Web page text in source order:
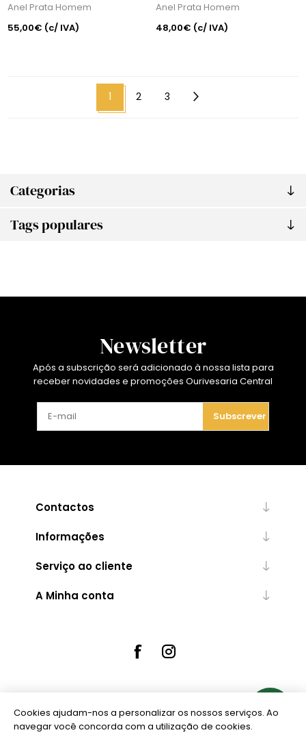
Categorias
Tags populares
Anel Prata Homem
55,00€ (c/ IVA)
Anel Prata Homem
48,00€ (c/ IVA)
1 2 3
Newsletter
Após a subscrição será adicionado à nossa lista para
receber novidades e promoções Ourivesaria Central
Subscrever
Contactos
Informações
Serviço ao cliente
A Minha conta
Powered bynopCommerce
Cookies ajudam-nos a personalizar os nossos serviços. Ao
navegar você concorda com a utilização de cookies.